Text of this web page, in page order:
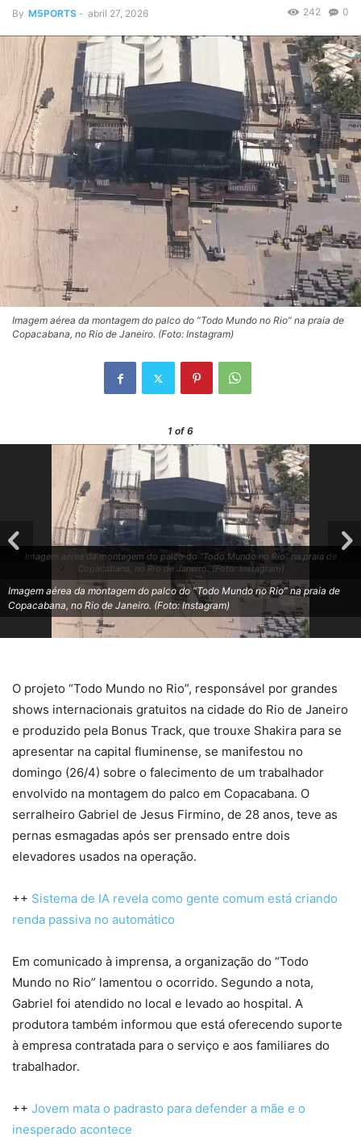
By M5PORTS - abril 27, 2026 0
242
Imagem aérea da montagem do palco do “Todo Mundo no Rio” na praia de
Copacabana, no Rio de Janeiro. (Foto: Instagram)
1 of 6
Imagem aérea da montagem do palco do “Todo Mundo no Rio” na praia de
Copacabana, no Rio de Janeiro. (Foto: Instagram)
Imagem aérea da montagem do palco do “Todo Mundo no Rio” na praia de
Copacabana, no Rio de Janeiro. (Foto: Instagram)
O projeto “Todo Mundo no Rio”, responsável por grandes
shows internacionais gratuitos na cidade do Rio de Janeiro
e produzido pela Bonus Track, que trouxe Shakira para se
apresentar na capital fluminense, se manifestou no
domingo (26/4) sobre o falecimento de um trabalhador
envolvido na montagem do palco em Copacabana. O
serralheiro Gabriel de Jesus Firmino, de 28 anos, teve as
pernas esmagadas após ser prensado entre dois
elevadores usados na operação.
++ Sistema de IA revela como gente comum está criando
renda passiva no automático
Em comunicado à imprensa, a organização do “Todo
Mundo no Rio” lamentou o ocorrido. Segundo a nota,
Gabriel foi atendido no local e levado ao hospital. A
produtora também informou que está oferecendo suporte
à empresa contratada para o serviço e aos familiares do
trabalhador.
++ Jovem mata o padrasto para defender a mãe e o
inesperado acontece